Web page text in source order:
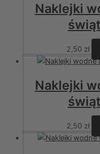
Naklejki
2,50 zł
Naklejki
2,50 zł